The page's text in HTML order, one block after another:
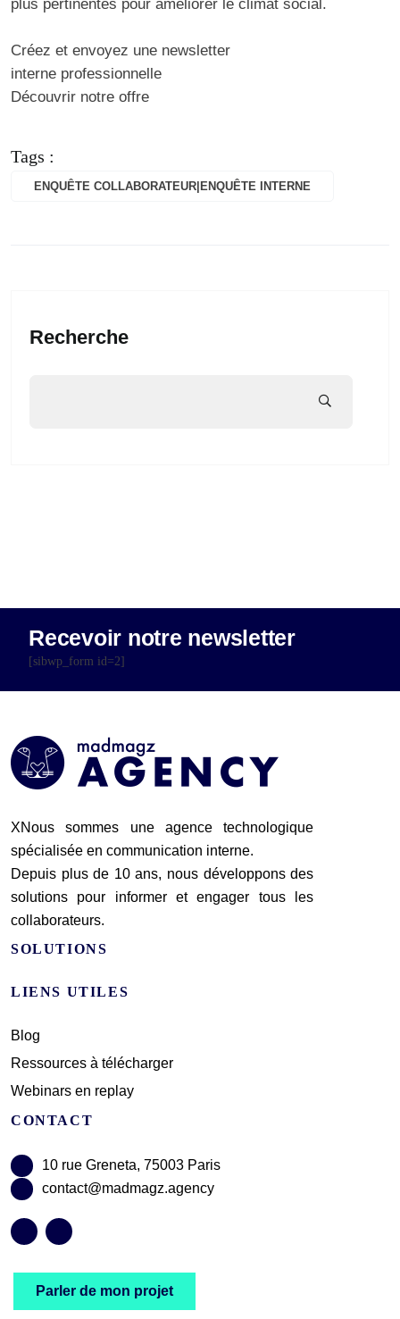
plus pertinentes pour améliorer le climat social.
Créez et envoyez une newsletter
interne professionnelle
Découvrir notre offre
Tags :
ENQUÊTE COLLABORATEUR|ENQUÊTE INTERNE
Recherche
Recevoir notre newsletter
[sibwp_form id=2]
XNous sommes une agence technologique
spécialisée en communication interne.
Depuis plus de 10 ans, nous développons des
solutions pour informer et engager tous les
collaborateurs.
SOLUTIONS
LIENS UTILES
Blog
Ressources à télécharger
Webinars en replay
CONTACT
10 rue Greneta, 75003 Paris
contact@madmagz.agency
Parler de mon projet